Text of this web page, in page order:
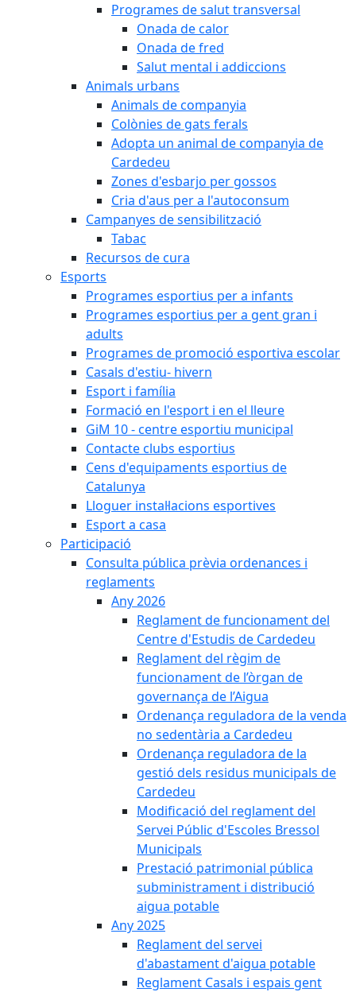
Programes de salut transversal
Onada de calor
Onada de fred
Salut mental i addiccions
Animals urbans
Animals de companyia
Colònies de gats ferals
Adopta un animal de companyia de
Cardedeu
Zones d'esbarjo per gossos
Cria d'aus per a l'autoconsum
Campanyes de sensibilització
Tabac
Recursos de cura
Esports
Programes esportius per a infants
Programes esportius per a gent gran i
adults
Programes de promoció esportiva escolar
Casals d'estiu- hivern
Esport i família
Formació en l'esport i en el lleure
GiM 10 - centre esportiu municipal
Contacte clubs esportius
Cens d'equipaments esportius de
Catalunya
Lloguer instal·lacions esportives
Esport a casa
Participació
Consulta pública prèvia ordenances i
reglaments
Any 2026
Reglament de funcionament del
Centre d'Estudis de Cardedeu
Reglament del règim de
funcionament de l’òrgan de
governança de l’Aigua
Ordenança reguladora de la venda
no sedentària a Cardedeu
Ordenança reguladora de la
gestió dels residus municipals de
Cardedeu
Modificació del reglament del
Servei Públic d'Escoles Bressol
Municipals
Prestació patrimonial pública
subministrament i distribució
aigua potable
Any 2025
Reglament del servei
d'abastament d'aigua potable
Reglament Casals i espais gent